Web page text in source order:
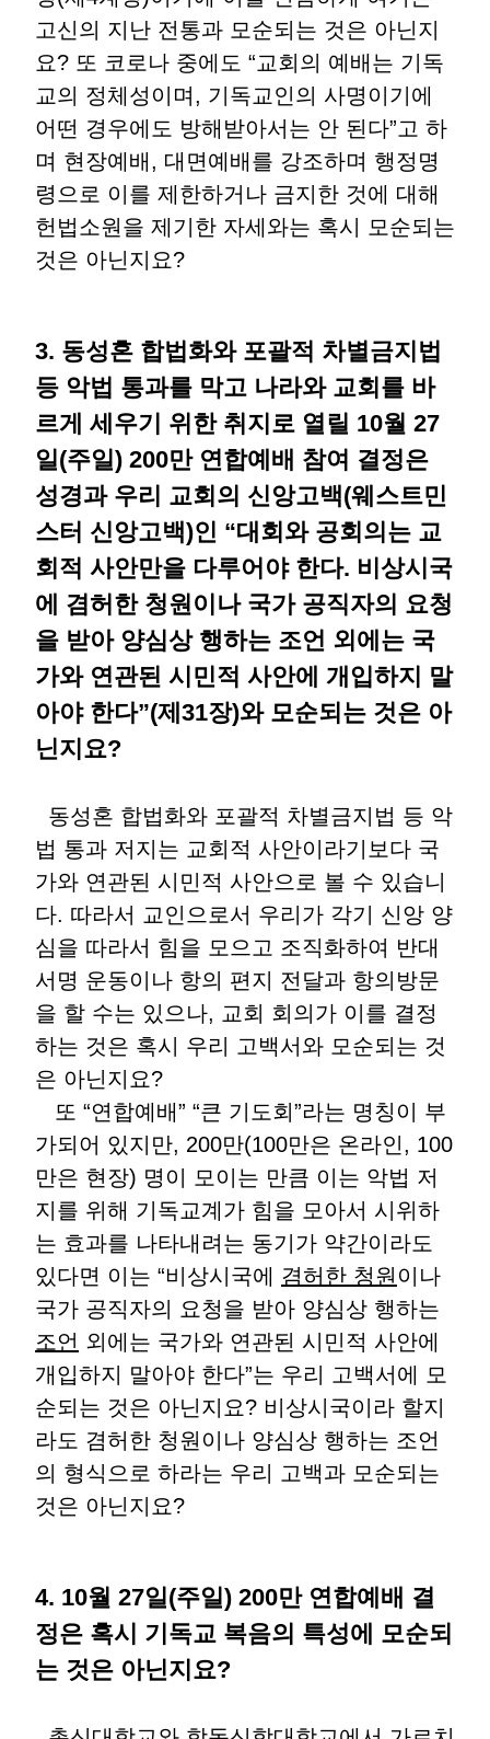
고신의 지난 전통과 모순되는 것은 아닌지
요? 또 코로나 중에도 “교회의 예배는 기독
교의 정체성이며, 기독교인의 사명이기에
어떤 경우에도 방해받아서는 안 된다”고 하
며 현장예배, 대면예배를 강조하며 행정명
령으로 이를 제한하거나 금지한 것에 대해
헌법소원을 제기한 자세와는 혹시 모순되는
것은 아닌지요?
3. 동성혼 합법화와 포괄적 차별금지법
등 악법 통과를 막고 나라와 교회를 바
르게 세우기 위한 취지로 열릴 10월 27
일(주일) 200만 연합예배 참여 결정은
성경과 우리 교회의 신앙고백(웨스트민
스터 신앙고백)인 “대회와 공회의는 교
회적 사안만을 다루어야 한다. 비상시국
에 겸허한 청원이나 국가 공직자의 요청
을 받아 양심상 행하는 조언 외에는 국
가와 연관된 시민적 사안에 개입하지 말
아야 한다”(제31장)와 모순되는 것은 아
닌지요?
동성혼 합법화와 포괄적 차별금지법 등 악
법 통과 저지는 교회적 사안이라기보다 국
가와 연관된 시민적 사안으로 볼 수 있습니
다. 따라서 교인으로서 우리가 각기 신앙 양
심을 따라서 힘을 모으고 조직화하여 반대
서명 운동이나 항의 편지 전달과 항의방문
을 할 수는 있으나, 교회 회의가 이를 결정
하는 것은 혹시 우리 고백서와 모순되는 것
은 아닌지요?
또 “연합예배” “큰 기도회”라는 명칭이 부
가되어 있지만, 200만(100만은 온라인, 100
만은 현장) 명이 모이는 만큼 이는 악법 저
지를 위해 기독교계가 힘을 모아서 시위하
는 효과를 나타내려는 동기가 약간이라도
있다면 이는 “비상시국에 겸허한 청원 이나
국가 공직자의 요청을 받아 양심상 행하는
조언 외에는 국가와 연관된 시민적 사안에
개입하지 말아야 한다”는 우리 고백서에 모
순되는 것은 아닌지요? 비상시국이라 할지
라도 겸허한 청원이나 양심상 행하는 조언
의 형식으로 하라는 우리 고백과 모순되는
것은 아닌지요?
4. 10월 27일(주일) 200만 연합예배 결
정은 혹시 기독교 복음의 특성에 모순되
는 것은 아닌지요?